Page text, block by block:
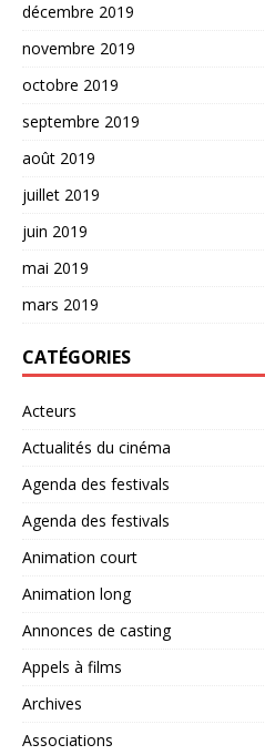
décembre 2019
novembre 2019
octobre 2019
septembre 2019
août 2019
juillet 2019
juin 2019
mai 2019
mars 2019
CATÉGORIES
Acteurs
Actualités du cinéma
Agenda des festivals
Agenda des festivals
Animation court
Animation long
Annonces de casting
Appels à films
Archives
Associations